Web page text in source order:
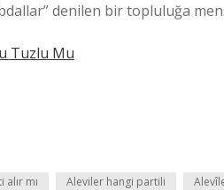
denilen bir topluluğa
Tuzlu Mu
mı Aleviler hangi partili